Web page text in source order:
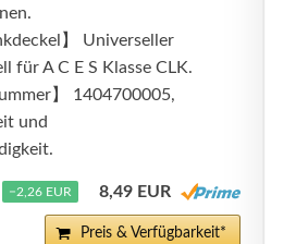
】 Universeller
für A C E S Klasse CLK.
】 1404700005,
und
−2,26 EUR 8,49 EUR
Preis & Verfügbarkeit*